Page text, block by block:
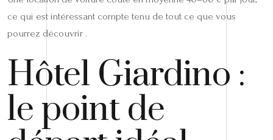
ce qui est intéressant compte tenu de tout ce que vous
pourrez découvrir .
Hôtel Giardino :
le point de